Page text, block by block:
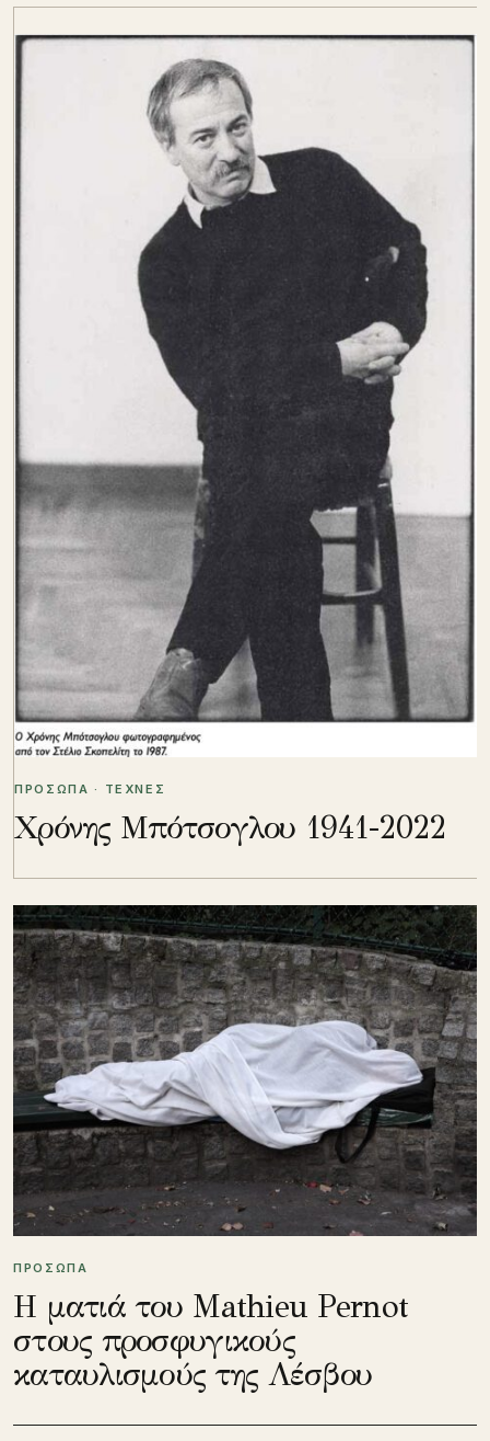
ΠΡΟΣΩΠΑ · ΤΕΧΝΕΣ
Χρόνης Μπότσογλου 1941-2022
ΠΡΟΣΩΠΑ
Η ματιά του Mathieu Pernot
στους προσφυγικούς
καταυλισμούς της Λέσβου